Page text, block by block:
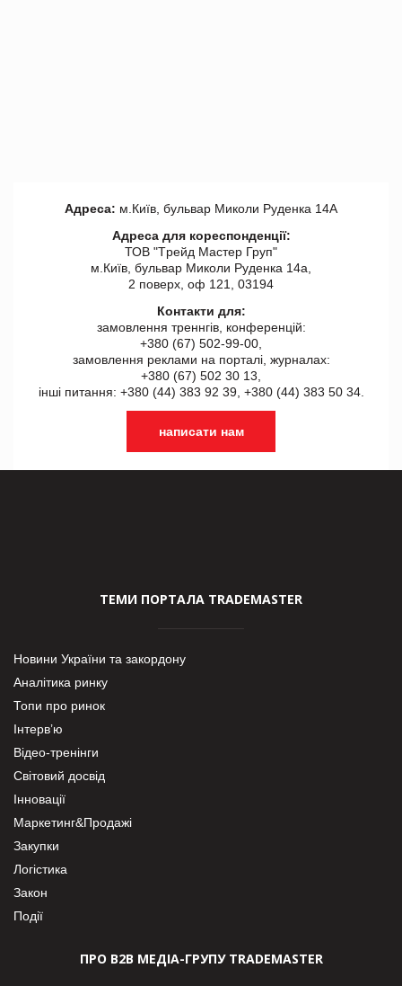
Адреса: м.Київ, бульвар Миколи Руденка 14А
Адреса для кореспонденції:
ТОВ "Tрейд Мастер Груп"
м.Київ, бульвар Миколи Руденка 14а,
2 поверх, оф 121, 03194
Контакти для:
замовлення треннгів, конференцій:
+380 (67) 502-99-00,
замовлення реклами на порталі, журналах:
+380 (67) 502 30 13,
інші питання: +380 (44) 383 92 39, +380 (44) 383 50 34.
написати нам
ТЕМИ ПОРТАЛА TRADEMASTER
Новини України та закордону
Аналітика ринку
Топи про ринок
Інтерв’ю
Відео-тренінги
Світовий досвід
Інновації
Маркетинг&Продажі
Закупки
Логістика
Закон
Події
ПРО В2В МЕДІА-ГРУПУ TRADEMASTER